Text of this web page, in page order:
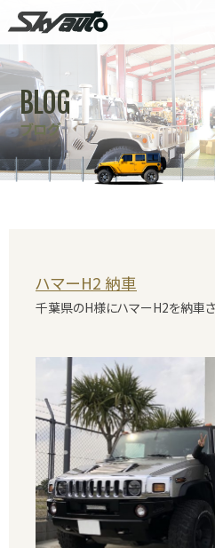
ホーム 在庫車情報
整備作業実例 パーツ販売
店舗紹介 工場紹介
スタッフ紹介 求人情報
BLOG
ブログ
ハマーH2 納車
千葉県のH様にハマーH2を納車さ